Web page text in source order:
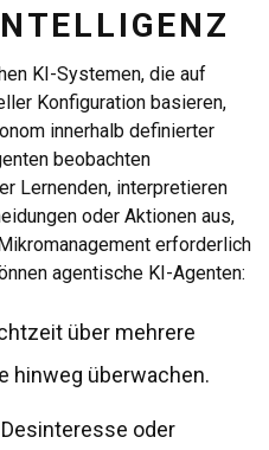
KI-Systemen, die auf
Konfiguration basieren,
innerhalb definierter
beobachten
Lernenden, interpretieren
oder Aktionen aus,
erforderlich
agentische KI-Agenten:
über mehrere
hinweg überwachen.
oder